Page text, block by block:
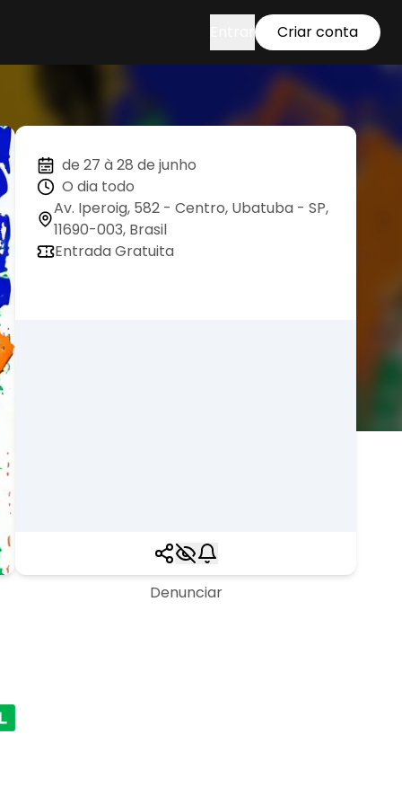
Criar conta
de 27 à 28 de junho
O dia todo
Av. Iperoig, 582 - Centro, Ubatuba - SP,
11690-003, Brasil
Entrada Gratuita
Denunciar